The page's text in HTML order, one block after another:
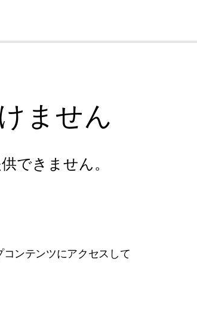
ません
できません。
ンテンツにアクセスして